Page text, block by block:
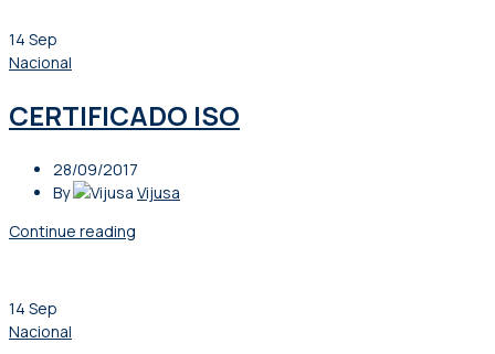
14 Sep
Nacional
CERTIFICADO ISO
28/09/2017
By
Vijusa
Continue reading
14 Sep
Nacional